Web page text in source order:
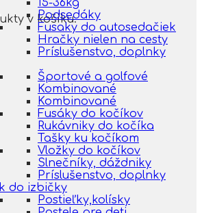
v košíku.
15-36kg
Podsedáky
Fusaky do autosedačiek
Hračky nielen na cesty
Príslušenstvo, doplnky
Športové a golfové
Kombinované
Kombinované
Fusáky do kočíkov
Rukávniky do kočíka
Tašky ku kočíkom
Vložky do kočíkov
Slnečníky, dáždniky
Príslušenstvo, doplnky
do izbičky
Postieľky,kolísky